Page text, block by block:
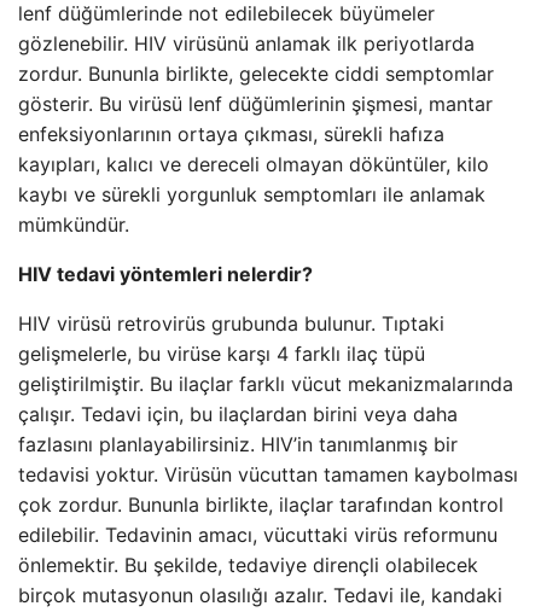
lenf düğümlerinde not edilebilecek büyümeler
gözlenebilir. HIV virüsünü anlamak ilk periyotlarda
zordur. Bununla birlikte, gelecekte ciddi semptomlar
gösterir. Bu virüsü lenf düğümlerinin şişmesi, mantar
enfeksiyonlarının ortaya çıkması, sürekli hafıza
kayıpları, kalıcı ve dereceli olmayan döküntüler, kilo
kaybı ve sürekli yorgunluk semptomları ile anlamak
mümkündür.
HIV tedavi yöntemleri nelerdir?
HIV virüsü retrovirüs grubunda bulunur. Tıptaki
gelişmelerle, bu virüse karşı 4 farklı ilaç tüpü
geliştirilmiştir. Bu ilaçlar farklı vücut mekanizmalarında
çalışır. Tedavi için, bu ilaçlardan birini veya daha
fazlasını planlayabilirsiniz. HIV’in tanımlanmış bir
tedavisi yoktur. Virüsün vücuttan tamamen kaybolması
çok zordur. Bununla birlikte, ilaçlar tarafından kontrol
edilebilir. Tedavinin amacı, vücuttaki virüs reformunu
önlemektir. Bu şekilde, tedaviye dirençli olabilecek
birçok mutasyonun olasılığı azalır. Tedavi ile, kandaki